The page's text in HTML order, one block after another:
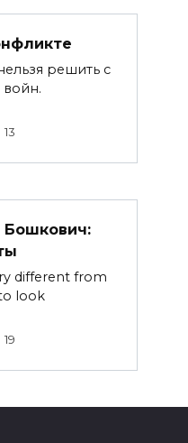
решить с
13
Бошкович:
different from
look
19